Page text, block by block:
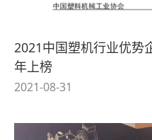
2021中国塑机行业优势
年上榜
2021-08-31